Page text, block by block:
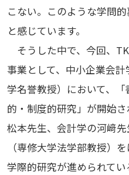
こない。このような学問
と感じています。
そうした中で、今回、
事業として、中小企業会
学名誉教授）において、
的・制度的研究」が開始
松本先生、会計学の河﨑
（専修大学法学部教授）
学際的研究が進められて